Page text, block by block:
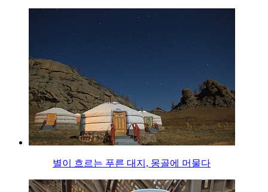
별이 흐르는 푸른 대지, 몽골에 머물다